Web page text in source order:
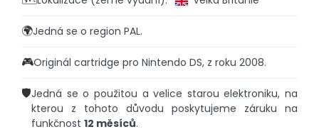
🌍Jedná se o region PAL.
🎮Originál cartridge pro Nintendo DS, z roku 2008.
🛡️Jedná se o použitou a velice starou elektroniku, na
kterou z tohoto důvodu poskytujeme záruku na
funkčnost 12 měsíců.